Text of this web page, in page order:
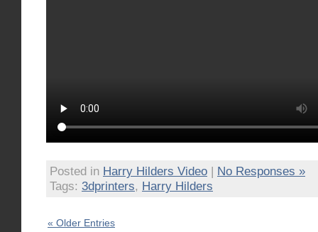
Posted in Harry Hilders Video | No Responses »
Tags: 3dprinters, Harry Hilders
« Older Entries